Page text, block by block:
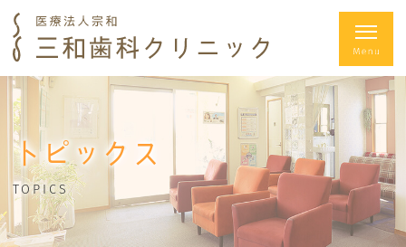
トピックス
TOPICS